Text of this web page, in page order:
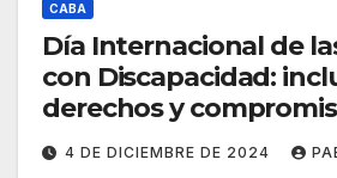
CABA
Día Internacional de
con Discapacidad:
derechos y
4 DE DICIEMBRE DE 2024